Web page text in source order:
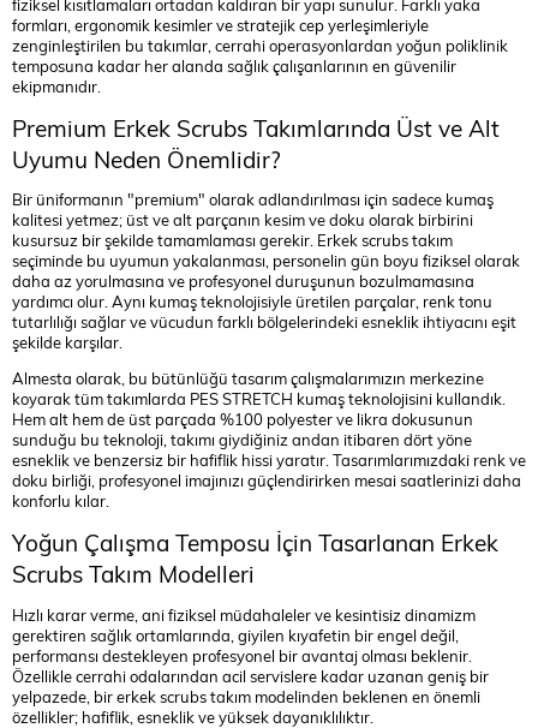
formları, ergonomik kesimler ve stratejik cep yerleşimleriyle
zenginleştirilen bu takımlar, cerrahi operasyonlardan yoğun poliklinik
temposuna kadar her alanda sağlık çalışanlarının en güvenilir
ekipmanıdır.
Premium Erkek Scrubs Takımlarında Üst ve Alt
Uyumu Neden Önemlidir?
Bir üniformanın "premium" olarak adlandırılması için sadece kumaş
kalitesi yetmez; üst ve alt parçanın kesim ve doku olarak birbirini
kusursuz bir şekilde tamamlaması gerekir. Erkek scrubs takım
seçiminde bu uyumun yakalanması, personelin gün boyu fiziksel olarak
daha az yorulmasına ve profesyonel duruşunun bozulmamasına
yardımcı olur. Aynı kumaş teknolojisiyle üretilen parçalar, renk tonu
tutarlılığı sağlar ve vücudun farklı bölgelerindeki esneklik ihtiyacını eşit
şekilde karşılar.
Almesta olarak, bu bütünlüğü tasarım çalışmalarımızın merkezine
koyarak tüm takımlarda PES STRETCH kumaş teknolojisini kullandık.
Hem alt hem de üst parçada %100 polyester ve likra dokusunun
sunduğu bu teknoloji, takımı giydiğiniz andan itibaren dört yöne
esneklik ve benzersiz bir hafiflik hissi yaratır. Tasarımlarımızdaki renk ve
doku birliği, profesyonel imajınızı güçlendirirken mesai saatlerinizi daha
konforlu kılar.
Yoğun Çalışma Temposu İçin Tasarlanan Erkek
Scrubs Takım Modelleri
Hızlı karar verme, ani fiziksel müdahaleler ve kesintisiz dinamizm
gerektiren sağlık ortamlarında, giyilen kıyafetin bir engel değil,
performansı destekleyen profesyonel bir avantaj olması beklenir.
Özellikle cerrahi odalarından acil servislere kadar uzanan geniş bir
yelpazede, bir erkek scrubs takım modelinden beklenen en önemli
özellikler; hafiflik, esneklik ve yüksek dayanıklılıktır.